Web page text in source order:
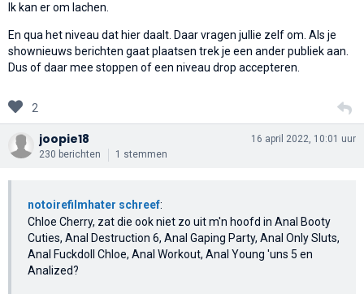
Ik kan er om lachen.
En qua het niveau dat hier daalt. Daar vragen jullie zelf om. Als je
shownieuws berichten gaat plaatsen trek je een ander publiek aan.
Dus of daar mee stoppen of een niveau drop accepteren.
2
joopie18
230 berichten 1 stemmen
16 april 2022, 10:01 uur
notoirefilmhater schreef:
Chloe Cherry, zat die ook niet zo uit m'n hoofd in Anal Booty
Cuties, Anal Destruction 6, Anal Gaping Party, Anal Only Sluts,
Anal Fuckdoll Chloe, Anal Workout, Anal Young 'uns 5 en
Analized?